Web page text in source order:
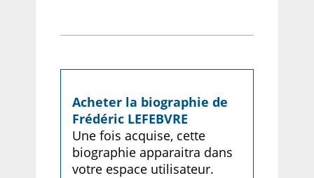
Acheter la biographie de
Frédéric LEFEBVRE
Une fois acquise, cette
biographie apparaitra dans
votre espace utilisateur.